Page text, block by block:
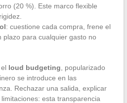
(20 %). Este marco flexible
: cuestione cada compra, frene el
plazo para cualquier gasto no
loud budgeting , popularizado
se introduce en las
Rechazar una salida, explicar
esta transparencia